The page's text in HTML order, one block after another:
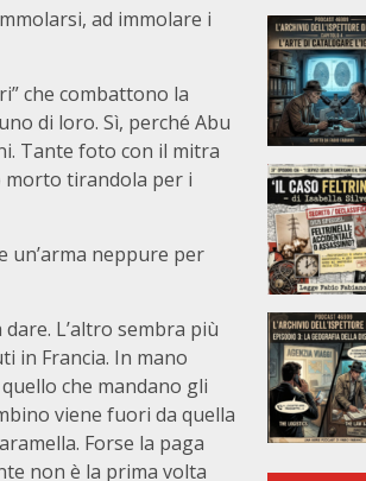
ad immolare i
che combattono la
di loro. Sì, perché Abu
Tante foto con il mitra
morto tirandola per i
un’arma neppure per
L’altro sembra più
in Francia. In mano
che mandano gli
viene fuori da quella
Forse la paga
non è la prima volta